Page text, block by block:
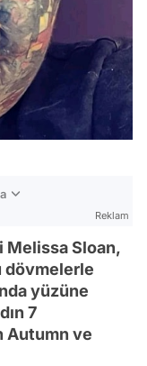
Reklam
Melissa Sloan,
dövmelerle
yüzüne
7
Autumn ve